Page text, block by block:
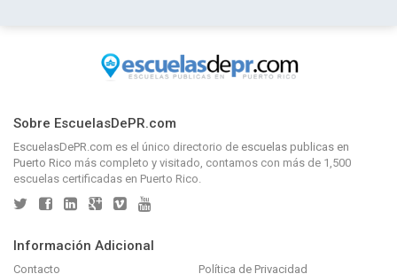
Sobre EscuelasDePR.com
EscuelasDePR.com es el único directorio de escuelas publicas en
Puerto Rico más completo y visitado, contamos con más de 1,500
escuelas certificadas en Puerto Rico.
Información Adicional
Contacto Política de Privacidad